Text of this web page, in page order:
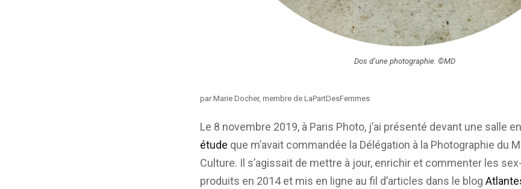
Dos d’une photographie. ©MD
par Marie Docher, membre de LaPartDesFemmes
Le 8 novembre 2019, à Paris Photo, j’ai présenté devant une salle
étude que m’avait commandée la Délégation à la Photographie du
Culture. Il s’agissait de mettre à jour, enrichir et commenter les
produits en 2014 et mis en ligne au fil d’articles dans le blog